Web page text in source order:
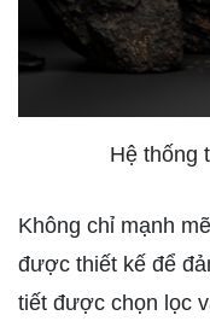
Hệ thống
Không chỉ mạnh
được thiết kế để
tiết được chọn lọc